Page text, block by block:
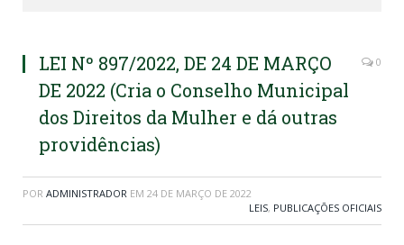
LEI Nº 897/2022, DE 24 DE MARÇO
DE 2022 (Cria o Conselho Municipal
dos Direitos da Mulher e dá outras
providências)
0
POR ADMINISTRADOR EM 24 DE MARÇO DE 2022
LEIS, PUBLICAÇÕES OFICIAIS